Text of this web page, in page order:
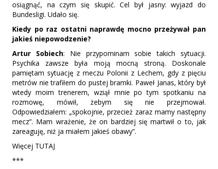
osiągnąć, na czym się skupić. Cel był jasny: wyjazd do
Bundesligi. Udało się.
Kiedy po raz ostatni naprawdę mocno przeżywał pan
jakieś niepowodzenie?
Artur Sobiech: Nie przypominam sobie takich sytuacji.
Psychika zawsze była moją mocną stroną. Doskonale
pamiętam sytuację z meczu Polonii z Lechem, gdy z pięciu
metrów nie trafiłem do pustej bramki. Paweł Janas, który był
wtedy moim trenerem, wziął mnie po tym spotkaniu na
rozmowę, mówił, żebym się nie przejmował.
Odpowiedziałem: „spokojnie, przecież zaraz mamy następny
mecz”. Mam wrażenie, że on bardziej się martwił o to, jak
zareaguję, niż ja miałem jakieś obawy”.
Więcej TUTAJ
***